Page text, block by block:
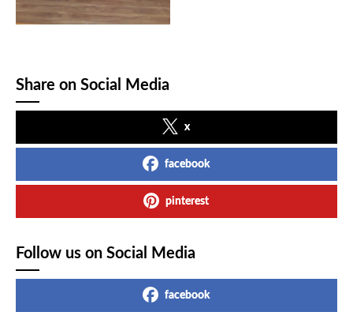
Share on Social Media
x
facebook
pinterest
Follow us on Social Media
facebook